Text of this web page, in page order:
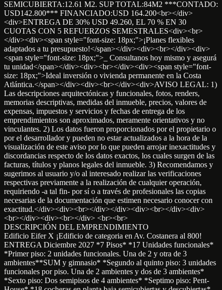
SEMICUBIERTA:12.61 M2. SUP TOTAL:84M2 ***CONTADO:
USD142.800*** FINANCIADO:USD 164.200<br></div>
<div>ENTREGA DE 30% USD 49.260, EL 70 % EN 30
CUOTAS CON 5 REFUERZOS SEMESTRALES<div><br>
</div><div><span style="font-size: 18px;">¡Planes flexibles
adaptados a tu presupuesto!</span></div><div><br></div><div>
<span style="font-size: 18px;">_ Consultanos hoy mismo y asegurá
tu unidad</span></div><div><br></div><div><span style="font-
size: 18px;">Ideal inversión o vivienda permanente en la Costa
Atlántica.</span></div><div><br></div><div>AVISO LEGAL: 1)
Las descripciones arquitectónicas y funcionales, fotos, renders,
memorias descriptivas, medidas del inmueble, precios, valores de
expensas, impuestos y servicios y fechas de entrega de los
emprendimientos son aproximados, meramente orientativos y no
vinculantes. 2) Los datos fueron proporcionados por el propietario o
por el desarrollador y pueden no estar actualizados a la hora de la
visualización de este aviso por lo que pueden arrojar inexactitudes y
discordancias respecto de los datos exactos, los cuales surgen de las
facturas, títulos y planos legales del inmueble. 3) Recomendamos y
sugerimos al usuario y/o al interesado realizar las verificaciones
respectivas previamente a la realización de cualquier operación,
requiriendo -a tal fin- por sí o a través de profesionales las copias
necesarias de la documentación que estimen necesario conocer con
exactitud.</div><div><br></div></div><div><br></div><div>
<br></div><div><br></div> <br><br>
DESCRIPCIÓN DEL EMPRENDIMIENTO
Edificio Eifer X ¡Edificio de categoria en Av. Costanera al 800!
ENTREGA Diciembre 2027 *7 Pisos* *17 Unidades funcionales*
*Primer piso: 2 unidades funcionales. Una de 2 y otra de 3
ambientes**SUM y gimnasio* *Segundo al quinto piso: 3 unidades
funcionales por piso. Una de 2 ambientes y dos de 3 ambientes*
*Sexto piso: Dos semipisos de 4 ambientes* *Septimo piso: Pent-